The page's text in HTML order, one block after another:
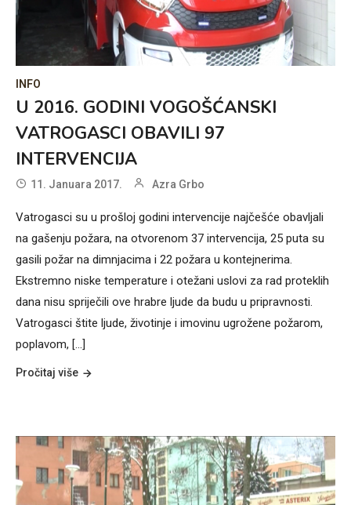
INFO
U 2016. GODINI VOGOŠĆANSKI
VATROGASCI OBAVILI 97
INTERVENCIJA
11. Januara 2017. Azra Grbo
Vatrogasci su u prošloj godini intervencije najčešće obavljali
na gašenju požara, na otvorenom 37 intervencija, 25 puta su
gasili požar na dimnjacima i 22 požara u kontejnerima.
Ekstremno niske temperature i otežani uslovi za rad proteklih
dana nisu spriječili ove hrabre ljude da budu u pripravnosti.
Vatrogasci štite ljude, životinje i imovinu ugrožene požarom,
poplavom, [...]
Pročitaj više